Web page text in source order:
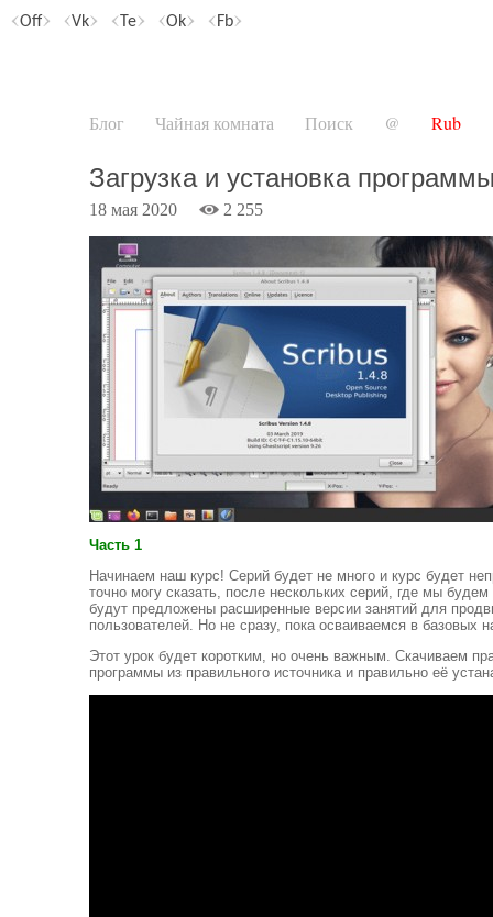
Off Vk Te Ok Fb
Блог Чайная комната Поиск @ Rub
Загрузка и установка
18 мая 2020 2 255
Часть 1
Начинаем наш курс! Серий будет не много и курс будет
точно могу сказать, после нескольких серий, где мы будем
будут предложены расширенные версии занятий для
пользователей. Но не сразу, пока осваиваемся в базовых
Этот урок будет коротким, но очень важным. Скачиваем
программы из правильного источника и правильно её